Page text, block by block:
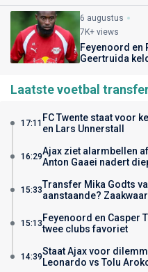
6 augustus
7K+ views
Feyenoord en
Geertruida
Laatste voetbal
17:11 FC Twente staat voor
en Lars Unnerstall
16:29Ajax ziet alarmbellen
Anton Gaaei nadert
15:33Transfer Mika Godts
aanstaande?
15:13 Feyenoord en Casper
twee clubs favoriet
14:39Staat Ajax voor
Leonardo vs Tolu